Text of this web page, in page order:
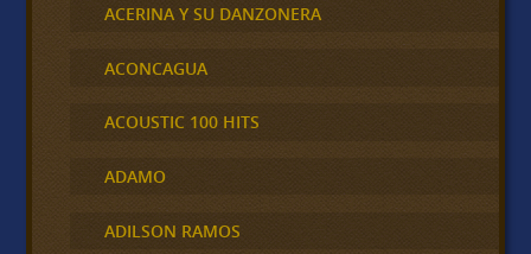
ACERINA Y SU DANZONERA
ACONCAGUA
ACOUSTIC 100 HITS
ADAMO
ADILSON RAMOS